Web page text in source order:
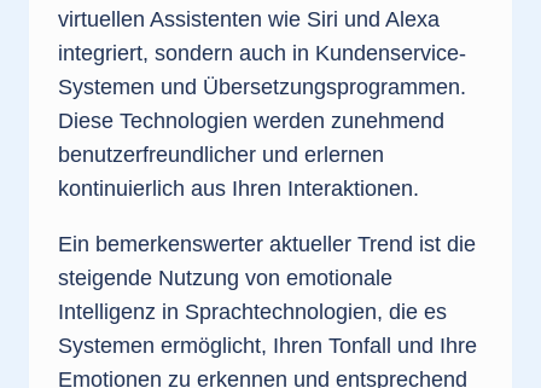
virtuellen Assistenten wie Siri und Alexa
integriert, sondern auch in Kundenservice-
Systemen und Übersetzungsprogrammen.
Diese Technologien werden zunehmend
benutzerfreundlicher und erlernen
kontinuierlich aus Ihren Interaktionen.
Ein bemerkenswerter aktueller Trend ist die
steigende Nutzung von emotionale
Intelligenz in Sprachtechnologien, die es
Systemen ermöglicht, Ihren Tonfall und Ihre
Emotionen zu erkennen und entsprechend